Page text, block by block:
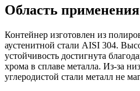
Область применения
Контейнер изготовлен из
аустенитной стали AISI 304.
устойчивость достигнута
хрома в сплаве металла. Из-за
углеродистой стали металл не